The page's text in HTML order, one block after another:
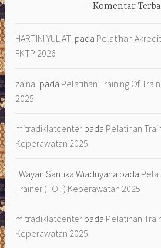
Komentar
HARTINI YULIATI pada Pelatihan
FKTP 2026
zainal pada Pelatihan Training Of
2025
mitradiklatcenter pada Pelatihan
Keperawatan 2025
I Wayan Santika Wiadnyana pada
Trainer (TOT) Keperawatan 2025
mitradiklatcenter pada Pelatihan
Keperawatan 2025